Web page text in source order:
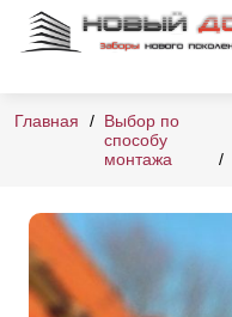
Главная
Выбор по
способу
монтажа